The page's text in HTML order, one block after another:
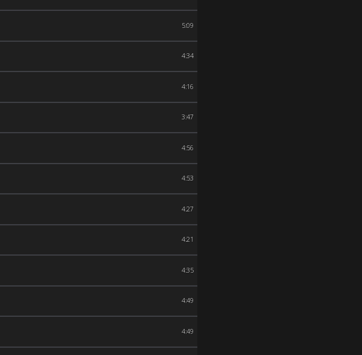
5:09
4:34
4:16
3:47
4:56
4:53
4:27
4:21
4:35
4:49
4:49